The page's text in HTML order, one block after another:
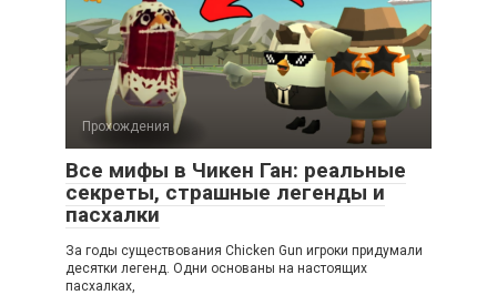
Прохождения
Все мифы в Чикен Ган: реальные
секреты, страшные легенды и
пасхалки
За годы существования Chicken Gun игроки придумали
десятки легенд. Одни основаны на настоящих
пасхалках,